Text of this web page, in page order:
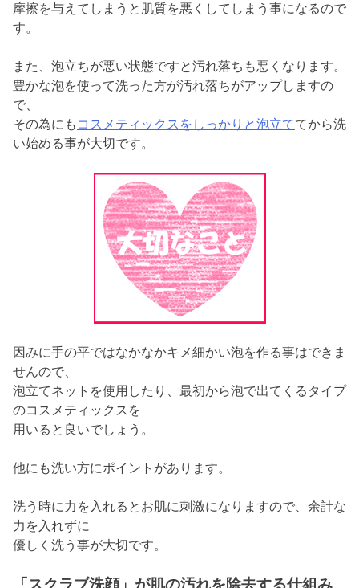
摩擦を与えてしまうと肌質を悪くしてしまう事になるので
す。
また、泡立ちが悪い状態ですと汚れ落ちも悪くなります。
豊かな泡を使って洗った方が汚れ落ちがアップしますの
で、
その為にも コスメティックスをしっかりと泡立ててから洗
い始める事が大切です。
因みに手の平ではなかなかキメ細かい泡を作る事はできま
せんので、
泡立てネットを使用したり、最初から泡で出てくるタイプ
のコスメティックスを
用いると良いでしょう。
他にも洗い方にポイントがあります。
洗う時に力を入れるとお肌に刺激になりますので、余計な
力を入れずに
優しく洗う事が大切です。